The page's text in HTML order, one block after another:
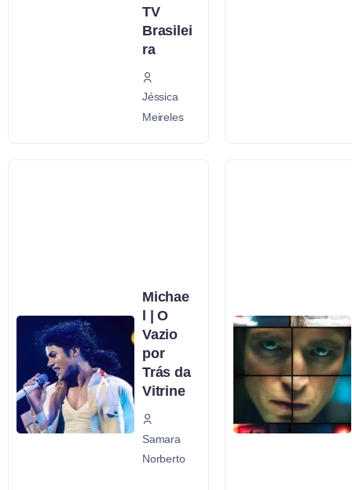
TV
Brasilei
ra
Jéssica
Meireles
Michae
l | O
Vazio
por
Trás da
Vitrine
Samara
Norberto